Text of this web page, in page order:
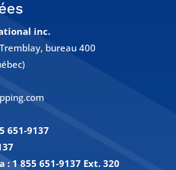
inc.
bureau 400
651-9137
: 1 855 651-9137 Ext. 320